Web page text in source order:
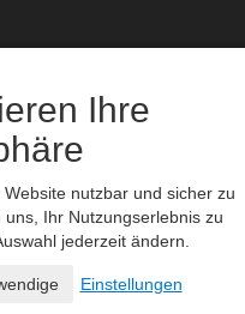
Ihre
nutzbar und sicher zu
Ihr Nutzungserlebnis zu
jederzeit ändern.
Einstellungen